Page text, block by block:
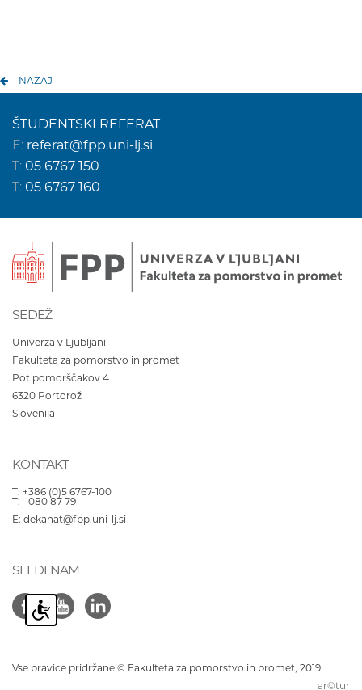
NAZAJ
ŠTUDENTSKI REFERAT
E: referat@fpp.uni-lj.si
T: 05 6767 150
T: 05 6767 160
SEDEŽ
Univerza v Ljubljani
Fakulteta za pomorstvo in promet
Pot pomorščakov 4
6320 Portorož
Slovenija
KONTAKT
T: +386 (0)5 6767-100
T:
080 87 79
E: dekanat@fpp.uni-lj.si
SLEDI NAM
Vse pravice pridržane © Fakulteta za pomorstvo in promet, 2019
ar©tur